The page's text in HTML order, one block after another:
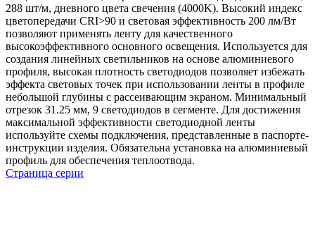
288 шт/м, дневного цвета свечения (4000K). Высокий индекс
цветопередачи CRI>90 и световая эффективность 200 лм/Вт
позволяют применять ленту для качественного
высокоэффективного основного освещения. Используется для
создания линейных светильников на основе алюминиевого
профиля, высокая плотность светодиодов позволяет избежать
эффекта световых точек при использовании ленты в профиле
небольшой глубины с рассеивающим экраном. Минимальный
отрезок 31.25 мм, 9 светодиодов в сегменте. Для достижения
максимальной эффективности светодиодной ленты
используйте схемы подключения, представленные в паспорте-
инструкции изделия. Обязательна установка на алюминиевый
профиль для обеспечения теплоотвода.
Страница серии